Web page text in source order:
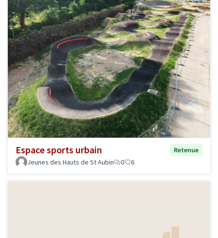
Espace sports urbain
Retenue
Jeunes des Hauts de St Aubin
0 6